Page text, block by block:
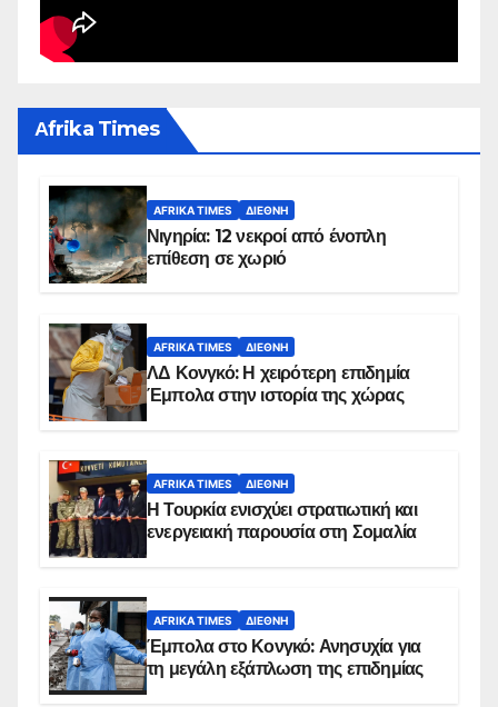
Αfrika Times
AFRIKA TIMES ΔΙΕΘΝΉ
Νιγηρία: 12 νεκροί από ένοπλη
επίθεση σε χωριό
AFRIKA TIMES ΔΙΕΘΝΉ
ΛΔ Κονγκό: Η χειρότερη επιδημία
Έμπολα στην ιστορία της χώρας
AFRIKA TIMES ΔΙΕΘΝΉ
Η Τουρκία ενισχύει στρατιωτική και
ενεργειακή παρουσία στη Σομαλία
AFRIKA TIMES ΔΙΕΘΝΉ
Έμπολα στο Κονγκό: Ανησυχία για
τη μεγάλη εξάπλωση της επιδημίας